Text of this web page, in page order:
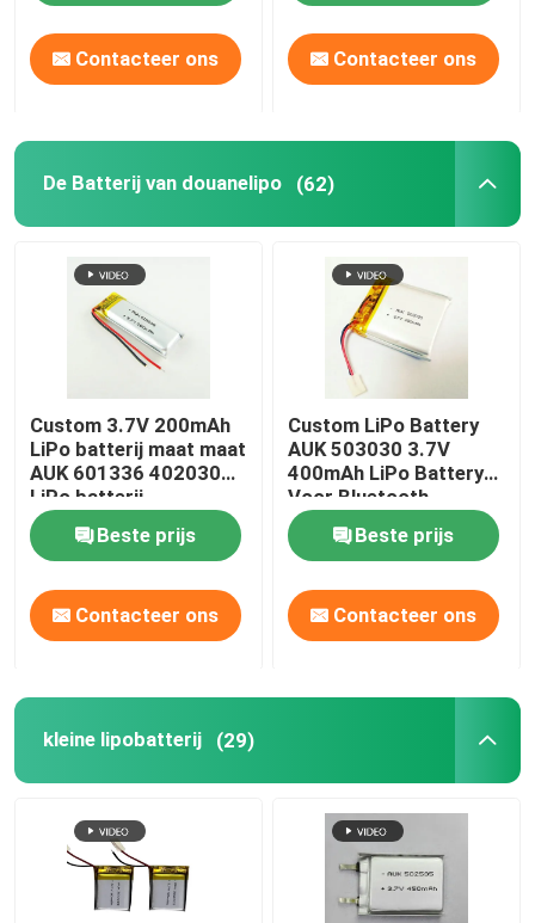
Contacteer ons Contacteer ons
De Batterij van douanelipo (62)
Custom 3.7V 200mAh
LiPo batterij maat maat
AUK 601336 402030
LiPo batterij
Beste prijs
Contacteer ons
Custom LiPo Battery
AUK 503030 3.7V
400mAh LiPo Battery
Voor Bluetooth
Beste prijs
Contacteer ons
kleine lipobatterij (29)